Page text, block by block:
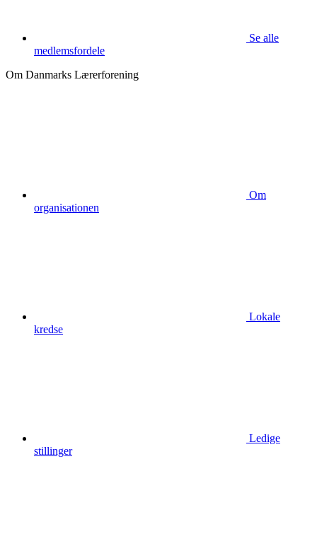
Se alle
medlemsfordele
Om Danmarks Lærerforening
Om
organisationen
Lokale
kredse
Ledige
stillinger